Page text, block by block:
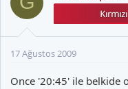
B
a
l
g
ı
ç
17 Ağustos 2009
Once '20:45' ile belkide